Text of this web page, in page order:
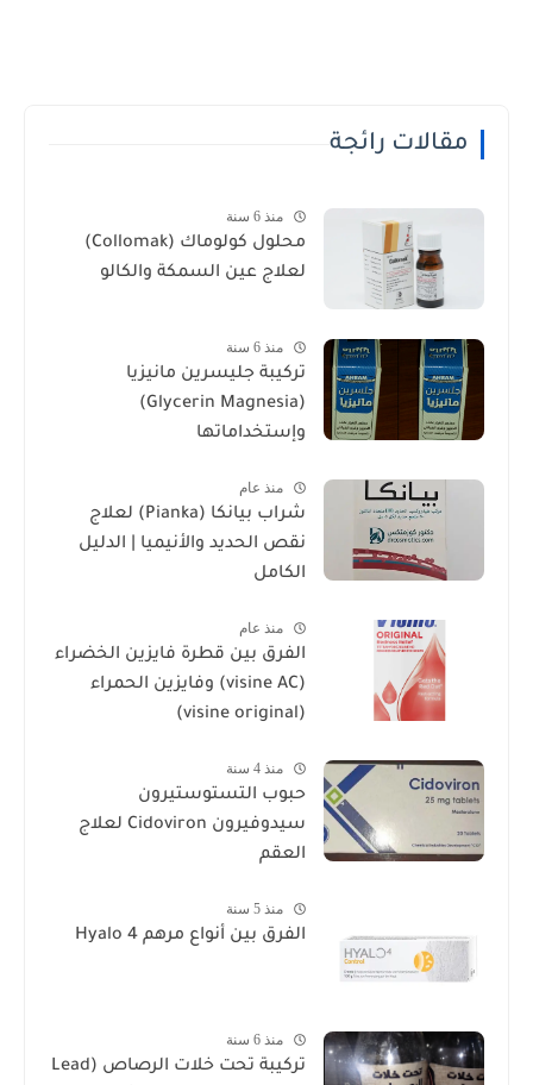
مقالات رائجة
منذ 6 سنة
محلول كولوماك (Collomak)
لعلاج عين السمكة والكالو
منذ 6 سنة
تركيبة جليسرين مانيزيا
(Glycerin Magnesia)
وإستخداماتها
منذ عام
شراب بيانكا (Pianka) لعلاج
نقص الحديد والأنيميا | الدليل
الكامل
منذ عام
الفرق بين قطرة فايزين الخضراء
(visine AC) وفايزين الحمراء
(visine original)
منذ 4 سنة
حبوب التستوستيرون
سيدوفيرون Cidoviron لعلاج
العقم
منذ 5 سنة
الفرق بين أنواع مرهم Hyalo 4
منذ 6 سنة
تركيبة تحت خلات الرصاص (Lead